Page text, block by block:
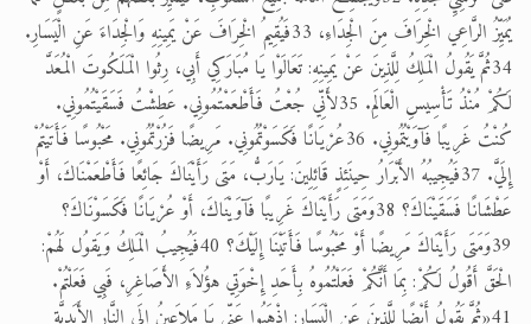
يُمَيِّزُ الرَّاعِي الْخِرَافَ مِنَ الْجِدَاءِ، 33فَيُقِيمُ الْخِرَافَ عَنْ يَمِينِهِ وَالْجِدَاءَ عَنِ الْيَسَارِ.
34ثُمَّ يَقُولُ الْمَلِكُ لِلَّذِينَ عَنْ يَمِينِهِ: تَعَالَوْا يَا مُبَارَكِي أَبِي، رِثُوا الْمَلَكُوتَ الْمُعَدَّ
لَكُمْ مُنْذُ تَأْسِيسِ الْعَالَمِ. 35لأَنِّي جُعْتُ فَأَطْعَمْتُمُونِي. عَطِشْتُ فَسَقَيْتُمُونِي.
كُنْتُ غَرِيبًا فَآوَيْتُمُونِي. 36عُرْيَانًا فَكَسَوْتُمُونِي. مَرِيضًا فَزُرْتُمُونِي. مَحْبُوسًا فَأَتَيْتُمْ
إِلَيَّ. 37فَيُجِيبُهُ الأَبْرَارُ حِينَئِذٍ قَائِلِينَ: يَارَبُّ، مَتَى رَأَيْنَاكَ جَائِعًا فَأَطْعَمْنَاكَ، أَوْ
عَطْشَانًا فَسَقَيْنَاكَ؟ 38وَمَتَى رَأَيْنَاكَ غَرِيبًا فَآوَيْنَاكَ، أَوْ عُرْيَانًا فَكَسَوْنَاكَ؟
39وَمَتَى رَأَيْنَاكَ مَرِيضًا أَوْ مَحْبُوسًا فَأَتَيْنَا إِلَيْكَ؟ 40فَيُجِيبُ الْمَلِكُ وَيَقوُل لَهُمْ:
الْحَقَّ أَقُولُ لَكُمْ: بِمَا أَنَّكُمْ فَعَلْتُمُوهُ بِأَحَدِ إِخْوَتِي هؤُلاَءِ الأَصَاغِرِ، فَبِي فَعَلْتُمْ.